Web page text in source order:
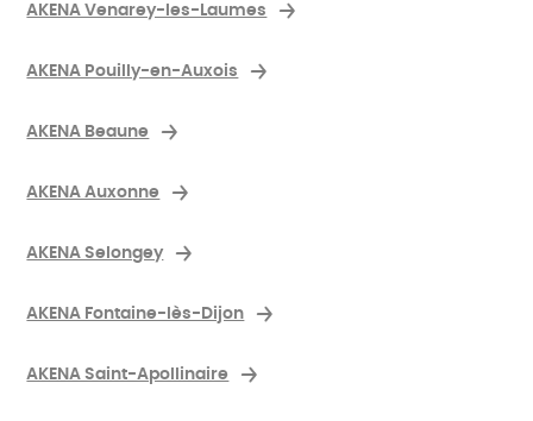
AKENA Venarey-les-Laumes
AKENA Pouilly-en-Auxois
AKENA Beaune
AKENA Auxonne
AKENA Selongey
AKENA Fontaine-lès-Dijon
AKENA Saint-Apollinaire